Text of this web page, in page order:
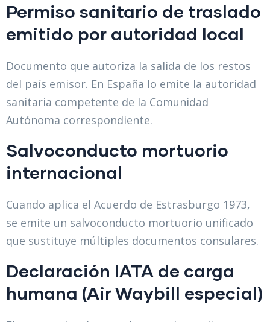
Permiso sanitario de traslado
emitido por autoridad local
Documento que autoriza la salida de los restos
del país emisor. En España lo emite la autoridad
sanitaria competente de la Comunidad
Autónoma correspondiente.
Salvoconducto mortuorio
internacional
Cuando aplica el Acuerdo de Estrasburgo 1973,
se emite un salvoconducto mortuorio unificado
que sustituye múltiples documentos consulares.
Declaración IATA de carga
humana (Air Waybill especial)